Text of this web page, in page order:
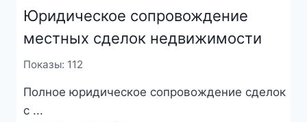
Юридическое сопровождение
местных сделок недвижимости
Показы: 112
Полное юридическое сопровождение сделок
с ...